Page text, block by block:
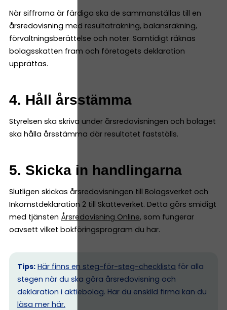
När siffrorna är färdiga ska de sammanställas till en
årsredovisning med resultaträkning, balansräkning,
förvaltningsberättelse och noter. Samtidigt räknas
bolagsskatten fram och företagets deklaration
upprättas.
4. Håll årsstämma
Styrelsen ska skriva under årsredovisningen och bolaget
ska hålla årsstämma där resultatet fastställs.
5. Skicka in handlingarna
Slutligen skickas årsredovisningen till Bolagsverket och
Inkomstdeklaration 2 till Skatteverket. Detta görs smidigt
med tjänsten Årsredovisning Online, som fungerar
oavsett vilket bokföringsprogram du har.
Tips: Här finns en steg-för-steg-checklista för alla
stegen när du ska göra årsredovisning och
deklaration i aktiebolag. Har du enskild firma kan du
läsa mer här.